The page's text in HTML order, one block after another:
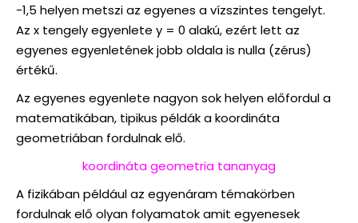
-1,5 helyen metszi az egyenes a vízszintes tengelyt.
Az x tengely egyenlete y = 0 alakú, ezért lett az
egyenes egyenletének jobb oldala is nulla (zérus)
értékű.
Az egyenes egyenlete nagyon sok helyen előfordul a
matematikában, tipikus példák a koordináta
geometriában fordulnak elő.
koordináta geometria tananyag
A fizikában például az egyenáram témakörben
fordulnak elő olyan folyamatok amit egyenesek